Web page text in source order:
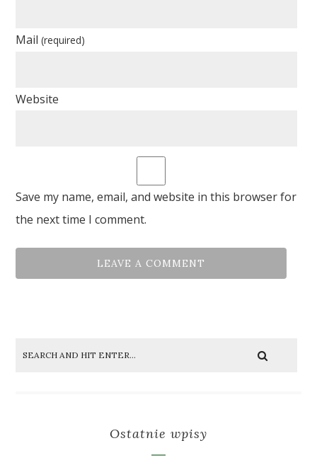
Mail(required)
Website
Save my name, email, and website in this browser for
the next time I comment.
Ostatnie wpisy